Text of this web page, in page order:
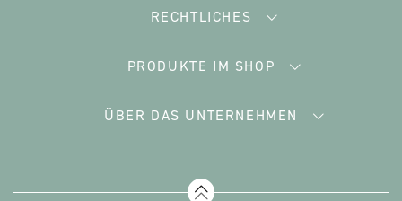
RECHTLICHES
PRODUKTE IM SHOP
ÜBER DAS UNTERNEHMEN